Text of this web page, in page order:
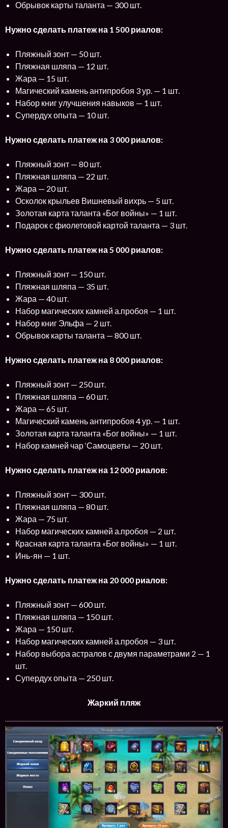
Обрывок карты таланта — 300 шт.
Нужно сделать платеж на 1 500 риалов:
Пляжный зонт — 50 шт.
Пляжная шляпа — 12 шт.
Жара — 15 шт.
Магический камень антипробоя 3 ур. — 1 шт.
Набор книг улучшения навыков — 1 шт.
Супердух опыта — 10 шт.
Нужно сделать платеж на 3 000 риалов:
Пляжный зонт — 80 шт.
Пляжная шляпа — 22 шт.
Жара — 20 шт.
Осколок крыльев Вишневый вихрь — 5 шт.
Золотая карта таланта «Бог войны» — 1 шт.
Подарок с фиолетовой картой таланта — 3 шт.
Нужно сделать платеж на 5 000 риалов:
Пляжный зонт — 150 шт.
Пляжная шляпа — 35 шт.
Жара — 40 шт.
Набор магических камней а.пробоя — 1 шт.
Набор книг Эльфа — 2 шт.
Обрывок карты таланта — 800 шт.
Нужно сделать платеж на 8 000 риалов:
Пляжный зонт — 250 шт.
Пляжная шляпа — 60 шт.
Жара — 65 шт.
Магический камень антипробоя 4 ур. — 1 шт.
Золотая карта таланта «Бог войны» — 1 шт.
Набор камней чар ‘Самоцветы — 20 шт.
Нужно сделать платеж на 12 000 риалов:
Пляжный зонт — 300 шт.
Пляжная шляпа — 80 шт.
Жара — 75 шт.
Набор магических камней а.пробоя — 2 шт.
Красная карта таланта «Бог войны» — 1 шт.
Инь-ян — 1 шт.
Нужно сделать платеж на 20 000 риалов:
Пляжный зонт — 600 шт.
Пляжная шляпа — 150 шт.
Жара — 150 шт.
Набор магических камней а.пробоя — 3 шт.
Набор выбора астралов с двумя параметрами 2 — 1
шт.
Супердух опыта — 250 шт.
Жаркий пляж